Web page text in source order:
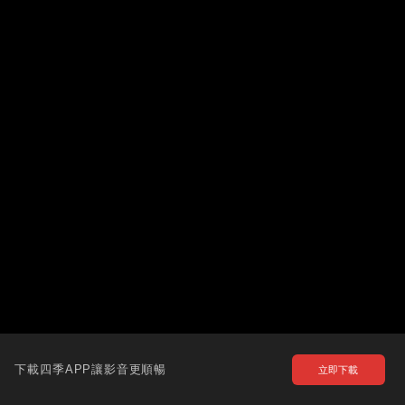
下載四季APP讓影音更順暢 立即下載